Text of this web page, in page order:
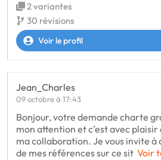
2 variantes
30 révisions
Voir le profil
Jean_Charles
09 octobre à 17:43
Bonjour, votre demande charte
mon attention et c’est avec plaisir
ma collaboration. Je vous invite à
de mes références sur ce sit Voir